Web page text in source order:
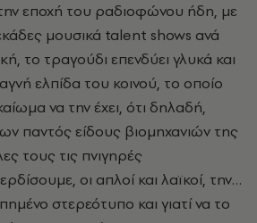
εποχή του ραδιοφώνου ήδη, με
μουσικά talent shows ανά
το τραγούδι επενδύει γλυκά και
ελπίδα του κοινού, το οποίο
να την έχει, ότι δηλαδή,
παντός είδους βιομηχανιών της
τους τις πνιγηρές
οι απλοί και λαϊκοί, την…
στερεότυπο και γιατί να το